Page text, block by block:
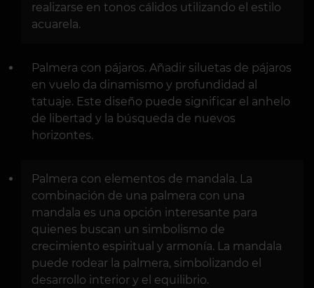
realizarse en tonos cálidos utilizando el estilo
acuarela.
Palmera con pájaros. Añadir siluetas de pájaros
en vuelo da dinamismo y profundidad al
tatuaje. Este diseño puede significar el anhelo
de libertad y la búsqueda de nuevos
horizontes.
Palmera con elementos de mandala. La
combinación de una palmera con una
mandala es una opción interesante para
quienes buscan un simbolismo de
crecimiento espiritual y armonía. La mandala
puede rodear la palmera, simbolizando el
desarrollo interior y el equilibrio.